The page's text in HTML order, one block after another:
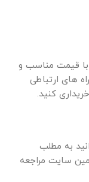
قیمت مناسب و
های ارتباطی
کنید.
به مطلب
سایت مراجعه